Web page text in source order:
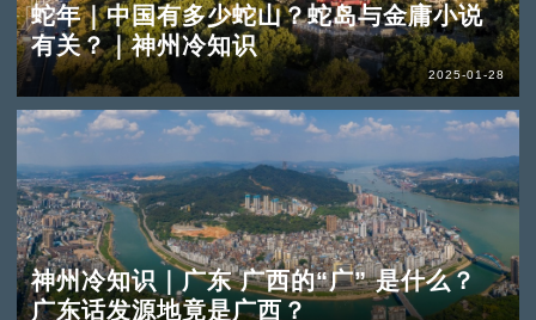
蛇年｜中国有多少蛇山？蛇岛与金庸小说
有关？｜神州冷知识
2025-01-28
神州冷知识｜广东 广西的“广” 是什么？
广东话发源地竟是广西？